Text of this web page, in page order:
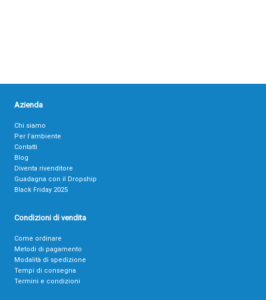
Azienda
Chi siamo
Per l’ambiente
Contatti
Blog
Diventa rivenditore
Guadagna con il Dropship
Black Friday 2025
Condizioni di vendita
Come ordinare
Metodi di pagamento
Modalità di spedizione
Tempi di consegna
Termini e condizioni